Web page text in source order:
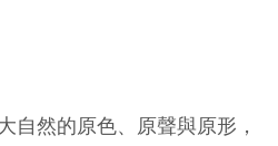
自然的原色、原聲與原形，